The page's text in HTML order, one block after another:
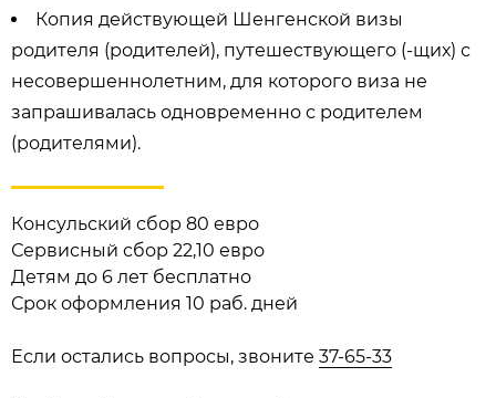
Консульский сбор 80 евро
Сервисный сбор 22,10 евро
Детям до 6 лет бесплатно
Срок оформления 10 раб. дней
Если остались вопросы, звоните 37-65-33
Копия действующей Шенгенской визы
родителя (родителей), путешествующего (-щих) с
несовершеннолетним, для которого виза не
запрашивалась одновременно с родителем
(родителями).